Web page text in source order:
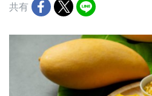
共有